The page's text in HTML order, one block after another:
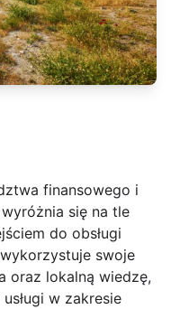
finansowego i
się na tle
do obsługi
swoje
oraz lokalną wiedzę,
w zakresie